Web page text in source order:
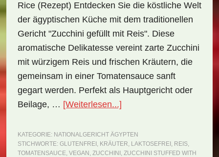
Rice (Rezept) Entdecken Sie die köstliche Welt
der ägyptischen Küche mit dem traditionellen
Gericht "Zucchini gefüllt mit Reis". Diese
aromatische Delikatesse vereint zarte Zucchini
mit würzigem Reis und frischen Kräutern, die
gemeinsam in einer Tomatensauce sanft
gegart werden. Perfekt als Hauptgericht oder
Beilage, … [Weiterlesen...]ÜberNationalgericht
Zucchini
Stuffed
KATEGORIE: NATIONALGERICHT ÄGYPTEN
STICHWORTE: GLUTENFREI , KRÄUTER, LAKTOSEFREI , REIS,
TOMATENSAUCE, VEGAN , ZUCCHINI , ZUCCHINI STUFFED WITH